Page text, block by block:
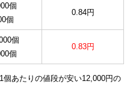
個
個
0.84円
個
個
0.83円
あたりの値段が安い12,000円の